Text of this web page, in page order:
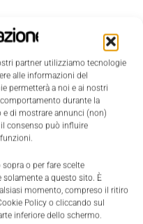
partner utilizziamo tecnologie
alle informazioni del
permetterà a noi e ai nostri
durante la
di mostrare annunci (non)
consenso può influire
o per fare scelte
solamente a questo sito. È
momento, compreso il ritiro
Policy o cliccando sul
inferiore dello schermo.